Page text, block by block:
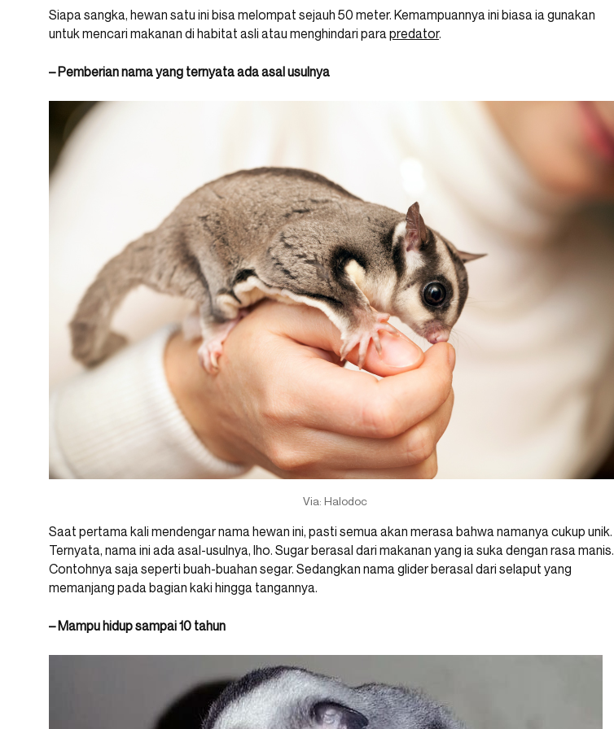
Siapa sangka, hewan satu ini bisa melompat sejauh 50 meter. Kemampuannya ini biasa ia gunakan
untuk mencari makanan di habitat asli atau menghindari para predator.
– Pemberian nama yang ternyata ada asal usulnya
Via: Halodoc
Saat pertama kali mendengar nama hewan ini, pasti semua akan merasa bahwa namanya cukup unik.
Ternyata, nama ini ada asal-usulnya, lho. Sugar berasal dari makanan yang ia suka dengan rasa manis.
Contohnya saja seperti buah-buahan segar. Sedangkan nama glider berasal dari selaput yang
memanjang pada bagian kaki hingga tangannya.
– Mampu hidup sampai 10 tahun